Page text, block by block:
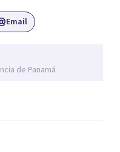
inician en la profesión y
de más de 25
Email
de Panamá